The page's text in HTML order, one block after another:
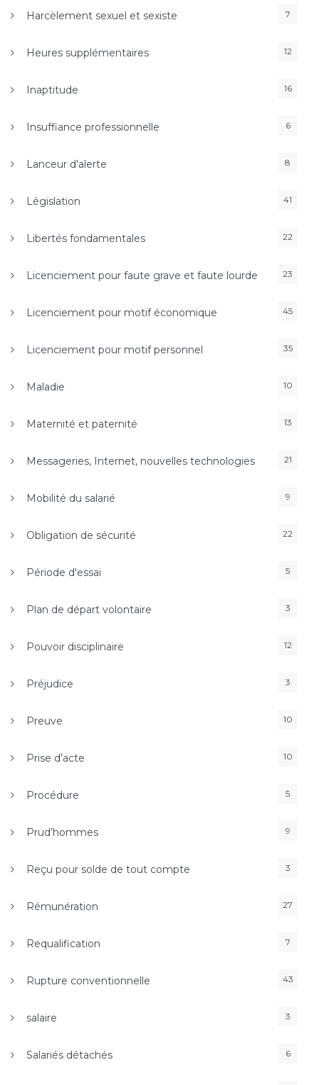
Harcèlement sexuel et sexiste 7
Heures supplémentaires 12
Inaptitude 16
Insuffiance professionnelle 6
Lanceur d'alerte 8
Législation 41
Libertés fondamentales 22
Licenciement pour faute grave et faute lourde 23
Licenciement pour motif économique 45
Licenciement pour motif personnel 35
Maladie 10
Maternité et paternité 13
Messageries, Internet, nouvelles technologies 21
Mobilité du salarié 9
Obligation de sécurité 22
Période d'essai 5
Plan de départ volontaire 3
Pouvoir disciplinaire 12
Préjudice 3
Preuve 10
Prise d’acte 10
Procédure 5
Prud’hommes 9
Reçu pour solde de tout compte 3
Rémunération 27
Requalification 7
Rupture conventionnelle 43
salaire 3
Salariés détachés 6